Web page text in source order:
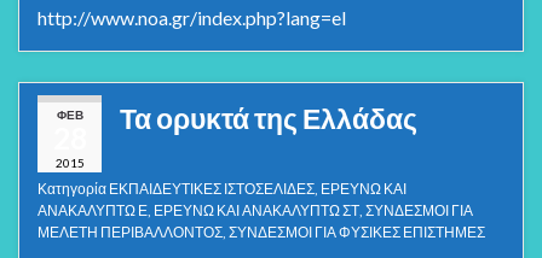
http://www.noa.gr/index.php?lang=el
ΦΕΒ
2015
Τα ορυκτά της Ελλάδας
Κατηγορία ΕΚΠΑΙΔΕΥΤΙΚΕΣ ΙΣΤΟΣΕΛΙΔΕΣ ΕΡΕΥΝΩ ΚΑΙ
ΑΝΑΚΑΛΥΠΤΩ Ε ΕΡΕΥΝΩ ΚΑΙ ΑΝΑΚΑΛΥΠΤΩ ΣΤ ΣΥΝΔΕΣΜΟΙ ΓΙΑ
ΜΕΛΕΤΗ ΠΕΡΙΒΑΛΛΟΝΤΟΣ ΣΥΝΔΕΣΜΟΙ ΓΙΑ ΦΥΣΙΚΕΣ ΕΠΙΣΤΗΜΕΣ